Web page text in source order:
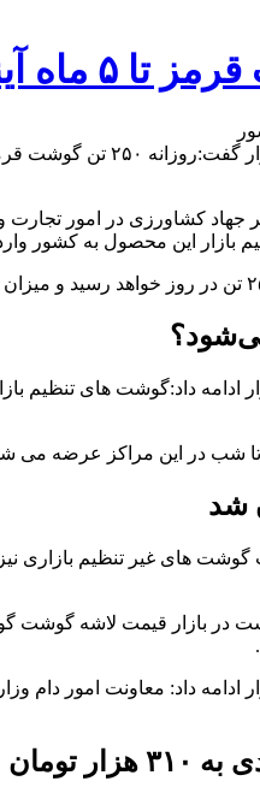
ادامه داد:گوشت های تنظیم
شب در این مراکز عرضه می
ادامه داد: معاونت امور
دارد